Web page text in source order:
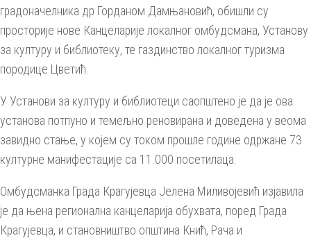
градоначелника др Горданом Дамњановић, обишли су
просторије нове Канцеларије локалног омбудсмана, Установу
за културу и библиотеку, те газдинство локалног туризма
породице Цветић.
У Установи за културу и библиотеци саопштено је да је ова
установа потпуно и темељно реновирана и доведена у веома
завидно стање, у којем су током прошле године одржане 73
културне манифестације са 11.000 посетилаца.
Омбудсманка Града Крагујевца Јелена Миливојевић изјавила
је да њена регионална канцеларија обухвата, поред Града
Крагујевца, и становништво општина Кнић, Рача и